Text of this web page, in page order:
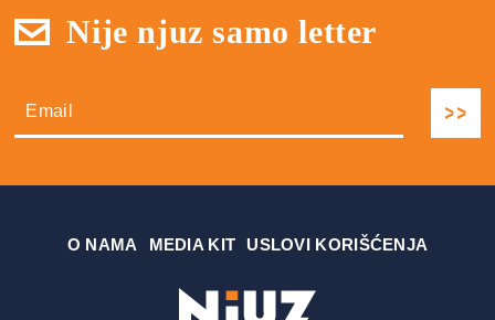
Nije njuz samo letter
О NAMA MEDIA KIT USLOVI KORIŠĆENJA